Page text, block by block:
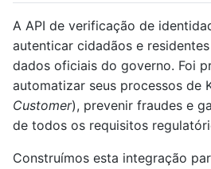
A API de verificação de
autenticar cidadãos e
dados oficiais do governo. Foi
automatizar seus processos de
Customer), prevenir fraudes e
de todos os requisitos
Construímos esta integração